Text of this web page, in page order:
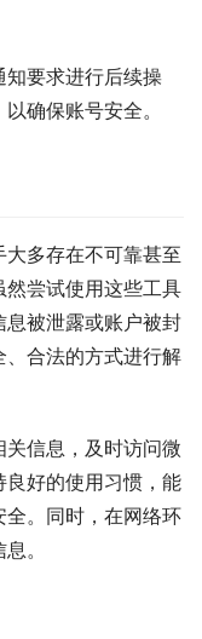
要求进行后续操
确保账号安全。
多存在不可靠甚至
尝试使用这些工具
被泄露或账户被封
合法的方式进行解
信息，及时访问微
好的使用习惯，能
。同时，在网络环
。